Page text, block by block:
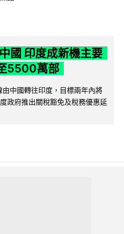
國 印度成新機主要
5500萬部
中國轉往印度，目標兩年內將
政府推出關稅豁免及稅務優惠延